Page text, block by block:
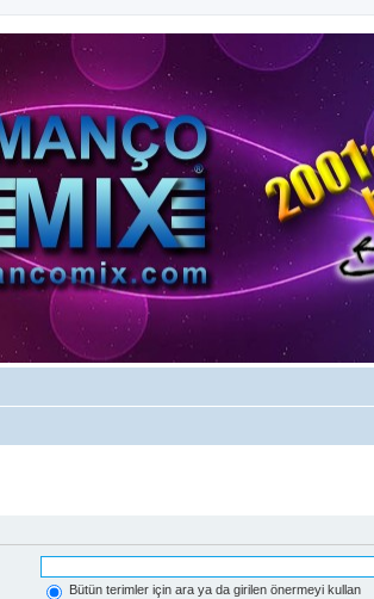
Bütün terimler için ara ya da girilen önermeyi kullan